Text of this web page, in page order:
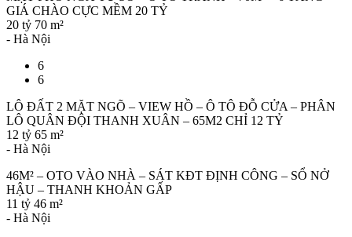
GIÁ CHÀO CỰC MỀM 20 TỶ
20 tỷ 70 m²
- Hà Nội
6
6
LÔ ĐẤT 2 MẶT NGÕ – VIEW HỒ – Ô TÔ ĐỖ CỬA – PHÂN
LÔ QUÂN ĐỘI THANH XUÂN – 65M2 CHỈ 12 TỶ
12 tỷ 65 m²
- Hà Nội
46M² – OTO VÀO NHÀ – SÁT KĐT ĐỊNH CÔNG – SỔ NỞ
HẬU – THANH KHOẢN GẤP
11 tỷ 46 m²
- Hà Nội